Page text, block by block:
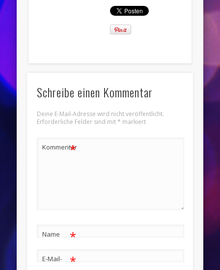
Schreibe einen Kommentar
Deine E-Mail-Adresse wird nicht veröffentlicht.
Erforderliche Felder sind mit* markiert
Kommentar
*
Name *
E-Mail-
*